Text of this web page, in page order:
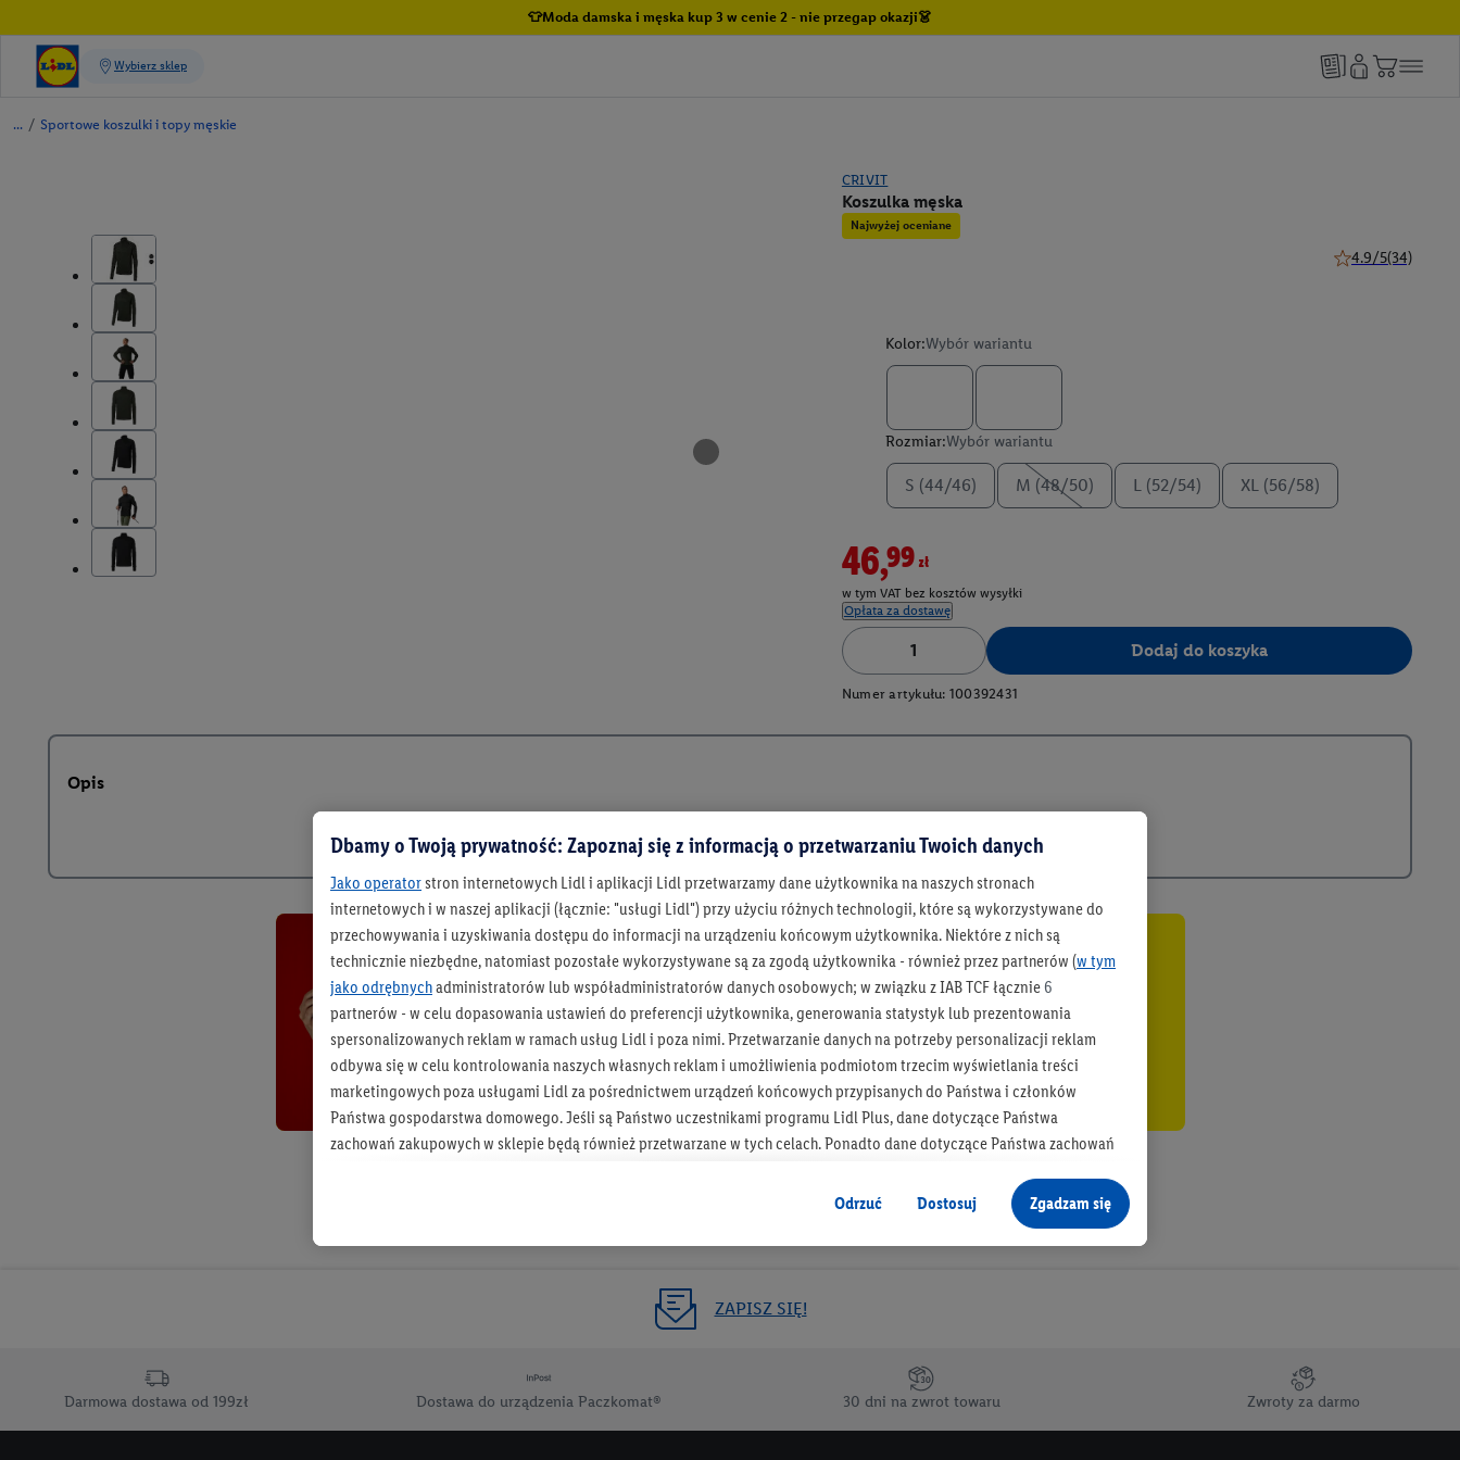
👕Moda damska i męska kup 3 w cenie 2 - nie przegap okazji👗
/ Sportowe koszulki i topy męskie
CRIVIT
Koszulka męska
Najwyżej oceniane
4.9/5(34)
Kolor:Wybór wariantu
Rozmiar:Wybór wariantu
S (44/46) M (48/50) L (52/54) XL (56/58)
46,99zł
w tym VAT bez kosztów wysyłki
Opłata za dostawę
Dodaj do koszyka
Numer artykułu: 100392431
Opis
Bądź na bieżąco
Otrzymuj newsletter Lidla
Zapisz się!
ZAPISZ SIĘ!
Darmowa dostawa od 199zł Dostawa do urządzenia Paczkomat® 30 dni na zwrot towaru Zwroty za darmo
Dbamy o Twoją prywatność: Zapoznaj się z informacją o przetwarzaniu Twoich danych
Jako operatorstron internetowych Lidl i aplikacji Lidl przetwarzamy dane użytkownika na naszych stronach
internetowych i w naszej aplikacji (łącznie: "usługi Lidl") przy użyciu różnych technologii, które są wykorzystywane do
przechowywania i uzyskiwania dostępu do informacji na urządzeniu końcowym użytkownika. Niektóre z nich są
technicznie niezbędne, natomiast pozostałe wykorzystywane są za zgodą użytkownika - również przez partnerów (w tym
jako odrębnychadministratorów lub współadministratorów danych osobowych; w związku z IAB TCF łącznie 6
partnerów - w celu dopasowania ustawień do preferencji użytkownika, generowania statystyk lub prezentowania
spersonalizowanych reklam w ramach usług Lidl i poza nimi. Przetwarzanie danych na potrzeby personalizacji reklam
odbywa się w celu kontrolowania naszych własnych reklam i umożliwienia podmiotom trzecim wyświetlania treści
marketingowych poza usługami Lidl za pośrednictwem urządzeń końcowych przypisanych do Państwa i członków
Państwa gospodarstwa domowego. Jeśli są Państwo uczestnikami programu Lidl Plus, dane dotyczące Państwa
zachowań zakupowych w sklepie będą również przetwarzane w tych celach. Ponadto dane dotyczące Państwa zachowań
jako niezależny administrator danych
Tworzenie spersonalizowanych reklam opiera się na generowaniu profili, które są również wzbogacane o dane z innych
informacji z konta klienta - np. wieku lub płci - a także dokładnych danych dotyczących lokalizacji), również przez różne
urządzenia końcowe i usługi Lidl, w tym przechowywanie lub uzyskiwanie dostępu do informacji na urządzeniach
przetwarzanie odbywa się również w celu pomiaru wydajności/skuteczności reklamy, badania grup docelowych,
opracowywania ofert oraz zapewnienia bezpieczeństwa technicznego i optymalizacji wyświetlania konkretnych treści.
Odrzuć Dostosuj Zgadzam się